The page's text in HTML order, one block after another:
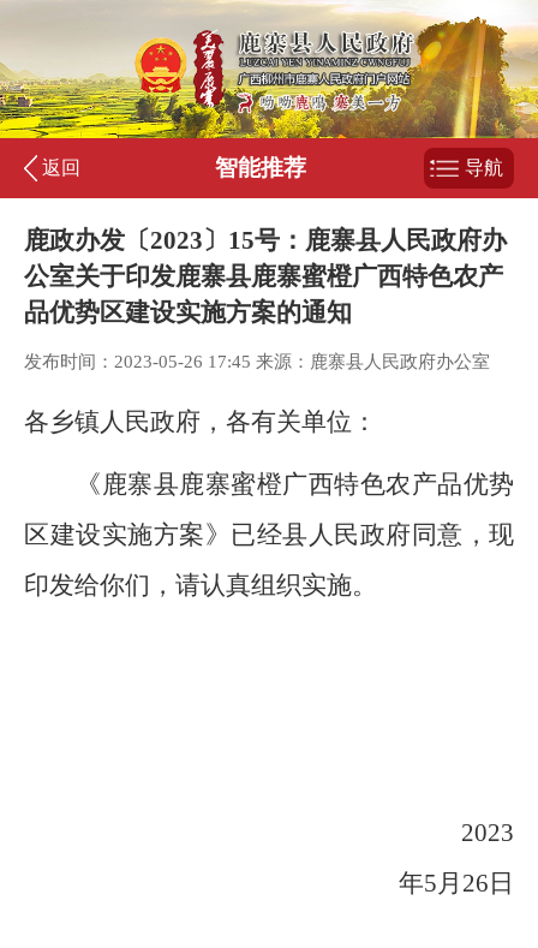
返回 智能推荐 导航
鹿政办发〔2023〕15号：鹿寨县人民政府办
公室关于印发鹿寨县鹿寨蜜橙广西特色农产
品优势区建设实施方案的通知
发布时间：2023-05-26 17:45 来源：鹿寨县人民政府办公室
各乡镇人民政府，各有关单位：
《鹿寨县鹿寨蜜橙广西特色农产品优势
区建设实施方案》 已经县人民政府同意，现
印发给你们，请认真组织实施。
2023
年5月 26 日